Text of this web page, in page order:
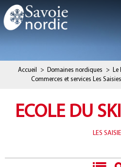
Accueil > Domaines nordiques > Le
Commerces et services Les Saisies
ECOLE DU
LES